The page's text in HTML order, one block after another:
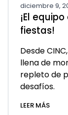
diciembre 9,
¡El
fiestas!
Desde
llena de
repleto de
desafíos.
LEER MÁS